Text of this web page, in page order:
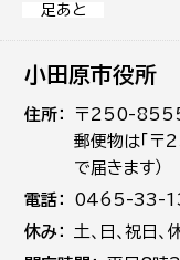
足あと
小田原市役所
住所
〒250-8555
郵便物は「
で届きます）
電話
0465-33-
休み
土､日､祝日